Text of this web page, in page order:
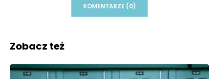
KOMENTARZE (0)
Zobacz też